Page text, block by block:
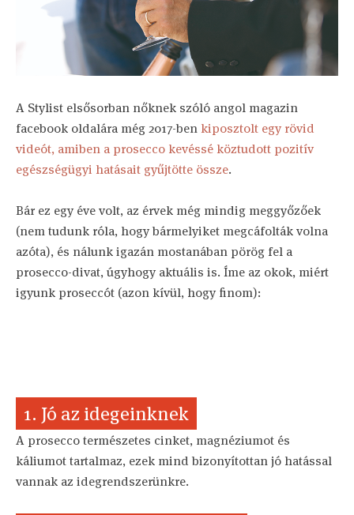
A Stylist elsősorban nőknek szóló angol magazin
facebook oldalára még 2017-ben kiposztolt egy rövid
videót, amiben a prosecco kevéssé köztudott pozitív
egészségügyi hatásait gyűjtötte össze.
Bár ez egy éve volt, az érvek még mindig meggyőzőek
(nem tudunk róla, hogy bármelyiket megcáfolták volna
azóta), és nálunk igazán mostanában pörög fel a
prosecco-divat, úgyhogy aktuális is. Íme az okok, miért
igyunk proseccót (azon kívül, hogy finom):
1. Jó az idegeinknek
A prosecco természetes cinket, magnéziumot és
káliumot tartalmaz, ezek mind bizonyítottan jó hatással
vannak az idegrendszerünkre.